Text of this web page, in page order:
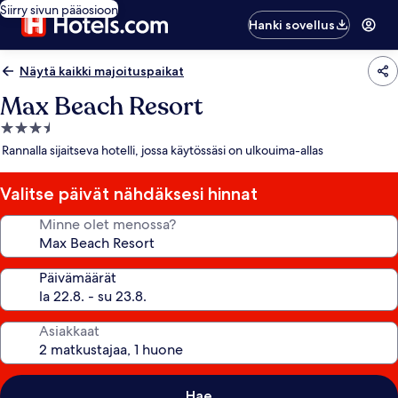
Siirry sivun pääosioon
Hanki sovellus
Näytä kaikki majoituspaikat
Max Beach Resort
3.5
tähden
Rannalla sijaitseva hotelli, jossa käytössäsi on ulkouima-allas
Valitse päivät nähdäksesi hinnat
Minne olet menossa?
Päivämäärät
Asiakkaat